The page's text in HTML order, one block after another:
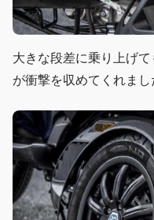
大きな段差に乗り上げ
が衝撃を収めてくれまし